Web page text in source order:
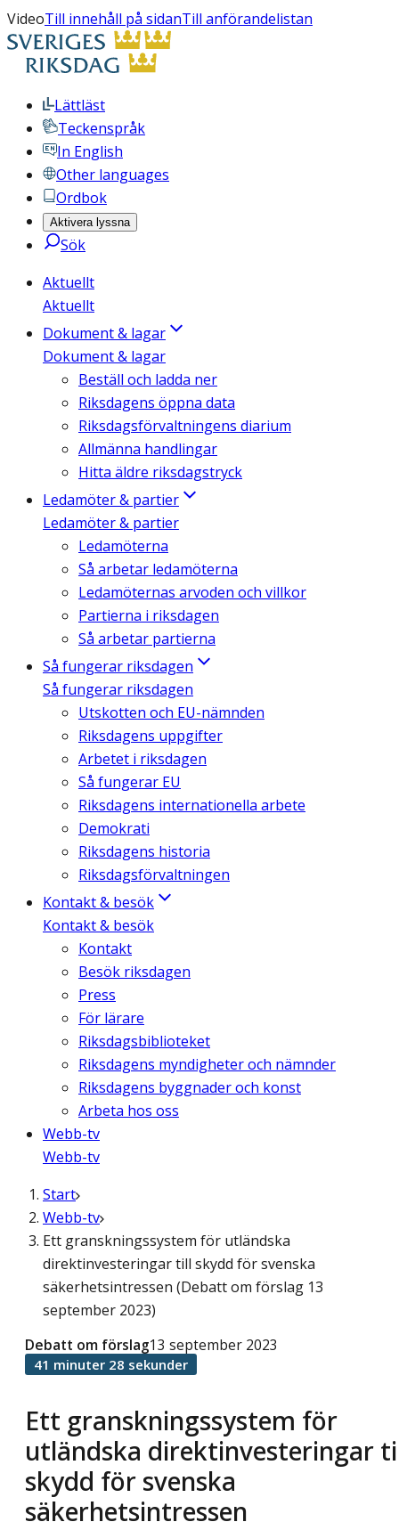
VideoTill innehåll på sidanTill anförandelistan
Lättläst
Teckenspråk
In English
Other languages
Ordbok
Aktivera lyssna
Sök
Aktuellt
Aktuellt
Dokument & lagar
Dokument & lagar
Beställ och ladda ner
Riksdagens öppna data
Riksdagsförvaltningens diarium
Allmänna handlingar
Hitta äldre riksdagstryck
Ledamöter & partier
Ledamöter & partier
Ledamöterna
Så arbetar ledamöterna
Ledamöternas arvoden och villkor
Partierna i riksdagen
Så arbetar partierna
Så fungerar riksdagen
Så fungerar riksdagen
Utskotten och EU-nämnden
Riksdagens uppgifter
Arbetet i riksdagen
Så fungerar EU
Riksdagens internationella arbete
Demokrati
Riksdagens historia
Riksdagsförvaltningen
Kontakt & besök
Kontakt & besök
Kontakt
Besök riksdagen
Press
För lärare
Riksdagsbiblioteket
Riksdagens myndigheter och nämnder
Riksdagens byggnader och konst
Arbeta hos oss
Webb-tv
Webb-tv
Start
Webb-tv
Ett granskningssystem för utländska
direktinvesteringar till skydd för svenska
säkerhetsintressen (Debatt om förslag 13
september 2023)
Ett granskningssystem för
utländska direktinvesteringar
skydd för svenska
säkerhetsintressen
Debatt om förslag13 september 2023
41 minuter 28 sekunder